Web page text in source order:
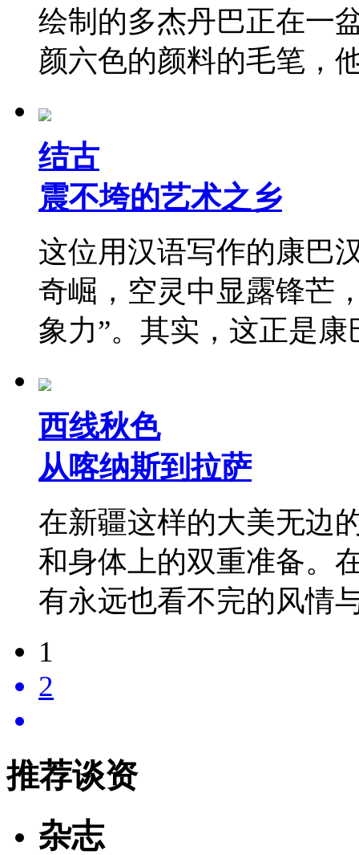
绘制的多杰丹巴正在一
颜六色的颜料的毛笔
结古
震不垮的艺术之乡
这位用汉语写作的康巴
奇崛，空灵中显露锋芒
象力”。其实，这正是
西线秋色
从喀纳斯到拉萨
在新疆这样的大美无边
和身体上的双重准备。
有永远也看不完的风
1
2
推荐谈资
杂志